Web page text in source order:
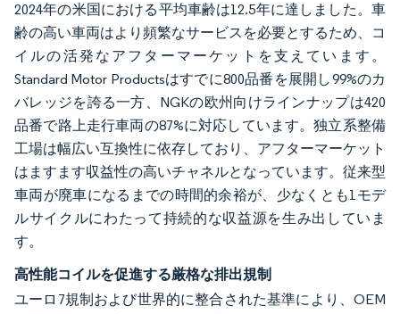
2024年の米国における平均車齢は12.5年に達しました。車
齢の高い車両はより頻繁なサービスを必要とするため、コ
イルの活発なアフターマーケットを支えています。
Standard Motor Productsはすでに800品番を展開し99%のカ
バレッジを誇る一方、NGKの欧州向けラインナップは420
品番で路上走行車両の87%に対応しています。独立系整備
工場は幅広い互換性に依存しており、アフターマーケット
はますます収益性の高いチャネルとなっています。従来型
車両が廃車になるまでの時間的余裕が、少なくとも1モデ
ルサイクルにわたって持続的な収益源を生み出していま
す。
高性能コイルを促進する厳格な排出規制
ユーロ7規制および世界的に整合された基準により、OEM